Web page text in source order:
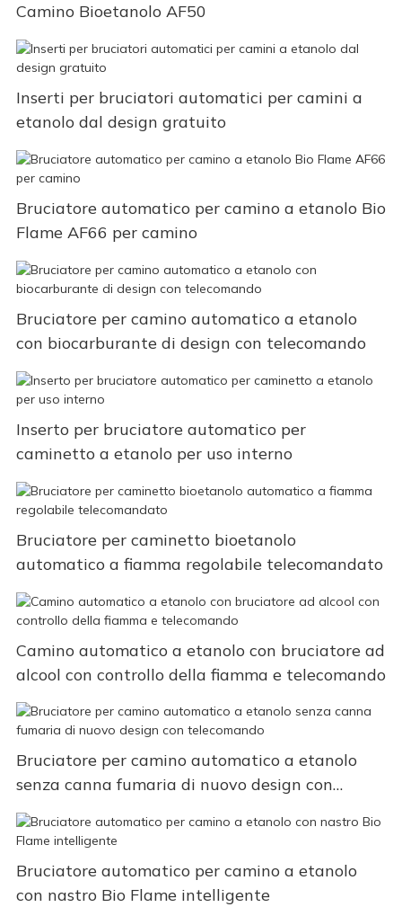
Camino Bioetanolo AF50
Inserti per bruciatori automatici per camini a
etanolo dal design gratuito
Bruciatore automatico per camino a etanolo Bio
Flame AF66 per camino
Bruciatore per camino automatico a etanolo
con biocarburante di design con telecomando
Inserto per bruciatore automatico per
caminetto a etanolo per uso interno
Bruciatore per caminetto bioetanolo
automatico a fiamma regolabile telecomandato
Camino automatico a etanolo con bruciatore ad
alcool con controllo della fiamma e telecomando
Bruciatore per camino automatico a etanolo
senza canna fumaria di nuovo design con
telecomando
Bruciatore automatico per camino a etanolo
con nastro Bio Flame intelligente